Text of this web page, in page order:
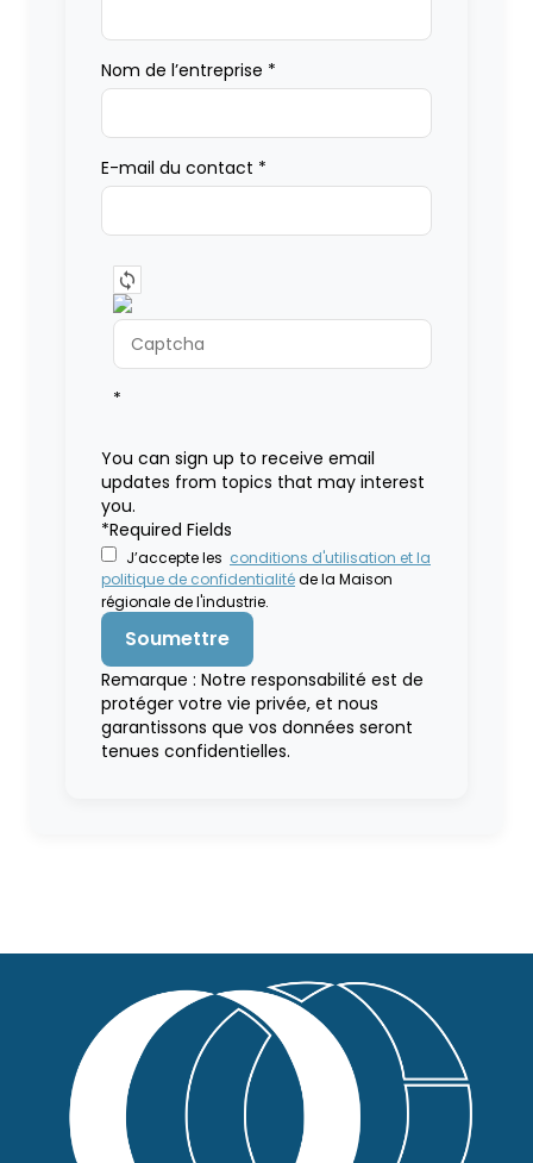
Nom de l’entreprise *
E-mail du contact *
*
You can sign up to receive email
updates from topics that may interest
you.
*Required Fields
J’accepte les conditions d'utilisation et la
politique de confidentialitéde la Maison
régionale de l'industrie.
Remarque : Notre responsabilité est de
protéger votre vie privée, et nous
garantissons que vos données seront
tenues confidentielles.